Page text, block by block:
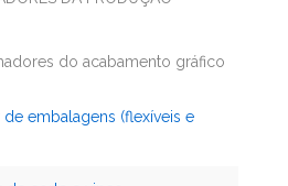
do acabamento gráfico
embalagens (flexíveis e